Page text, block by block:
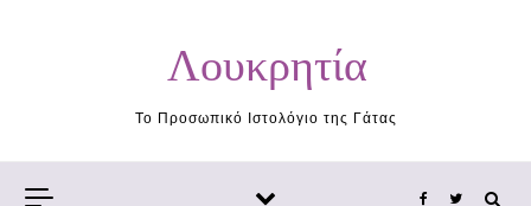
Λουκρητία
Το Προσωπικό Ιστολόγιο της Γάτας